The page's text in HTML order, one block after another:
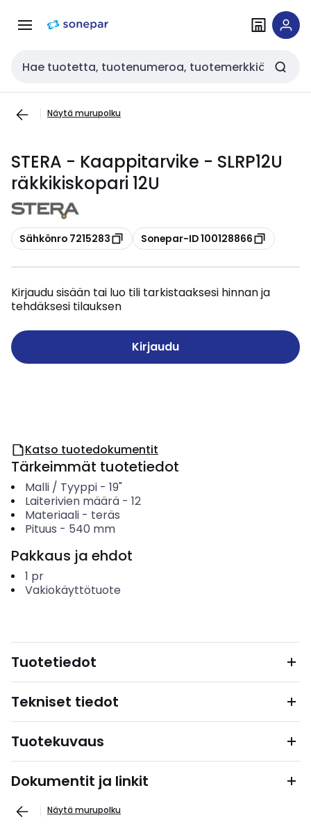
navigointiinsisältöön
Haku
Näytä murupolku
STERA - Kaappitarvike - SLRP12U
räkkikiskopari 12U
Kopioi
Sähkönro 7215283 Kopioi
Sonepar-ID 100128866
Kirjaudu sisään tai luo tili tarkistaaksesi hinnan ja
tehdäksesi tilauksen
Kirjaudu
Katso tuotedokumentit
Tärkeimmät tuotetiedot
Malli / Tyyppi- 19"
Laiterivien määrä- 12
Materiaali- teräs
Pituus - 540 mm
Pakkaus ja ehdot
1 pr
Vakiokäyttötuote
Tuotetiedot
Tekniset tiedot
Tuotekuvaus
Dokumentit ja linkit
Näytä murupolku